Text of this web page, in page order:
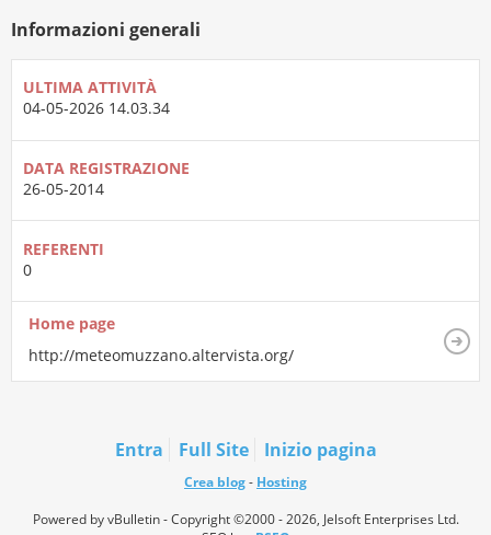
Informazioni generali
ULTIMA ATTIVITÀ
04-05-2026 14.03.34
DATA REGISTRAZIONE
26-05-2014
REFERENTI
0
Home page
http://meteomuzzano.altervista.org/
Entra Full Site Inizio pagina
Crea blog- Hosting
Powered by vBulletin - Copyright ©2000 - 2026, Jelsoft Enterprises Ltd.